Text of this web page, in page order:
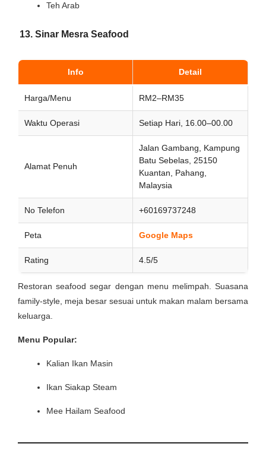
Teh Arab
13. Sinar Mesra Seafood
Info Detail
Harga/Menu RM2–RM35
Waktu Operasi Setiap Hari, 16.00–00.00
Alamat Penuh
Jalan Gambang, Kampung
Batu Sebelas, 25150
Kuantan, Pahang,
Malaysia
No Telefon +60169737248
Peta Google Maps
Rating 4.5/5
Restoran seafood segar dengan menu melimpah. Suasana
family-style, meja besar sesuai untuk makan malam bersama
keluarga.
Menu Popular:
Kalian Ikan Masin
Ikan Siakap Steam
Mee Hailam Seafood